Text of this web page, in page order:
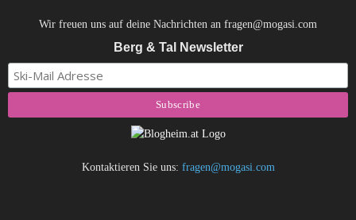
Wir freuen uns auf deine Nachrichten an fragen@mogasi.com
Berg & Tal Newsletter
Kontaktieren Sie uns: fragen@mogasi.com